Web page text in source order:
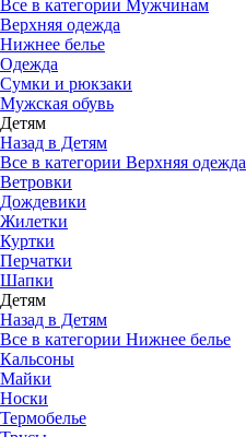
Все в категории Мужчинам
Верхняя одежда
Нижнее белье
Одежда
Сумки и рюкзаки
Мужская обувь
Детям
Назад в Детям
Все в категории Верхняя одежда
Ветровки
Дождевики
Жилетки
Куртки
Перчатки
Шапки
Детям
Назад в Детям
Все в категории Нижнее белье
Кальсоны
Майки
Носки
Термобелье